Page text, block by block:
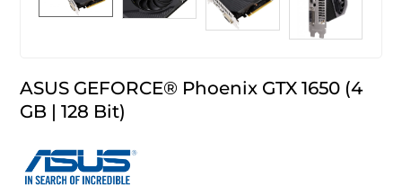
ASUS GEFORCE® Phoenix GTX 1650 (4
GB | 128 Bit)